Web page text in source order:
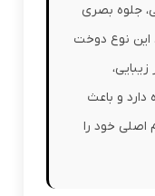
جلوه بصری
نوع دوخت
دارد و باعث
اصلی خود را